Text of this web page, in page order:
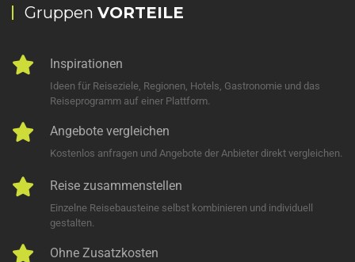
Gruppen VORTEILE
Inspirationen
Ideen für Reiseziele, Regionen, Hotels, Gastronomie und das
Reiseprogramm auf einer Plattform.
Angebote vergleichen
Kostenlos anfragen und Angebote der Anbieter direkt vergleichen.
Reise zusammenstellen
Einzelne Reisebausteine selbst kombinieren und individuell
gestalten.
Ohne Zusatzkosten